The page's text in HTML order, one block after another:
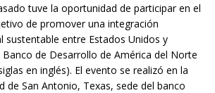
tuve la oportunidad de participar en el
de promover una integración
sustentable entre Estados Unidos y
de Desarrollo de América del Norte
en inglés). El evento se realizó en la
de San Antonio, Texas, sede del banco